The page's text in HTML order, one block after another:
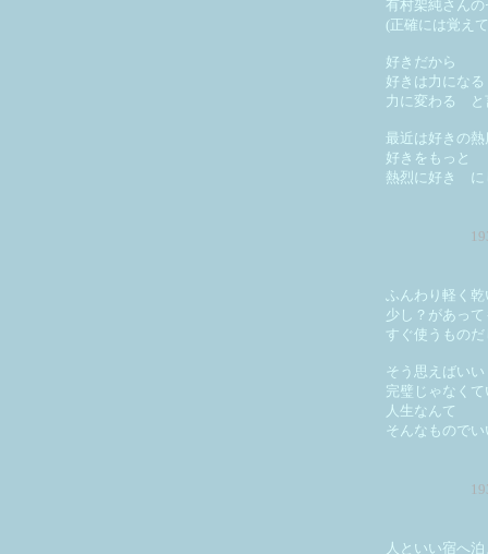
有村架純さんの
(正確には覚え
好きだから
好きは力になる
力に変わる と
最近は好きの
好きをもっと
熱烈に好き に
ふんわり軽く
少し？があって
すぐ使うもの
そう思えばいい
完璧じゃなくて
人生なんて
そんなものでい
人といい宿へ泊